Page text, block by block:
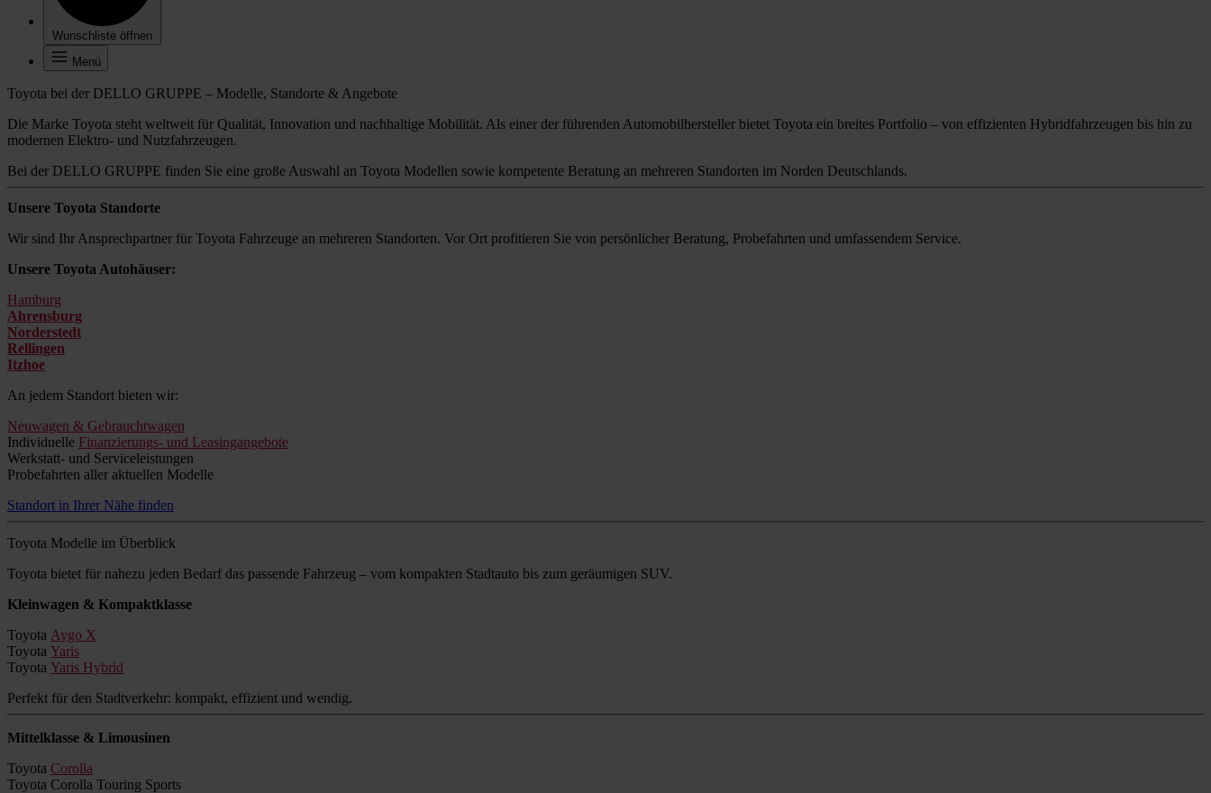
Wunschliste öffnen
Menü
Toyota bei der DELLO GRUPPE – Modelle, Standorte & Angebote
Die Marke Toyota steht weltweit für Qualität, Innovation und nachhaltige Mobilität. Als einer der führenden Automobilhersteller bietet Toyota ein breites Portfolio – von effizienten Hybridfahrzeugen bis hin zu
modernen Elektro- und Nutzfahrzeugen.
Bei der DELLO GRUPPE finden Sie eine große Auswahl an Toyota Modellen sowie kompetente Beratung an mehreren Standorten im Norden Deutschlands.
Unsere Toyota Standorte
Wir sind Ihr Ansprechpartner für Toyota Fahrzeuge an mehreren Standorten. Vor Ort profitieren Sie von persönlicher Beratung, Probefahrten und umfassendem Service.
Unsere Toyota Autohäuser:
Hamburg
Ahrensburg
Norderstedt
Rellingen
Itzhoe
An jedem Standort bieten wir:
Neuwagen & Gebrauchtwagen
Individuelle Finanzierungs- und Leasingangebote
Werkstatt- und Serviceleistungen
Probefahrten aller aktuellen Modelle
Standort in Ihrer Nähe finden
Toyota Modelle im Überblick
Toyota bietet für nahezu jeden Bedarf das passende Fahrzeug – vom kompakten Stadtauto bis zum geräumigen SUV.
Kleinwagen & Kompaktklasse
Toyota Aygo X
Toyota Yaris
Toyota Yaris Hybrid
Perfekt für den Stadtverkehr: kompakt, effizient und wendig.
Mittelklasse & Limousinen
Toyota Corolla
Toyota Corolla Touring Sports